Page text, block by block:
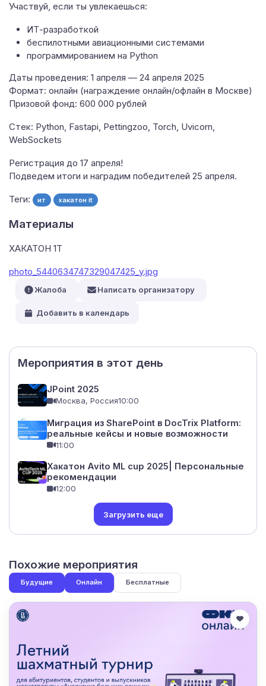
Участвуй, если ты увлекаешься:
ИТ-разработкой
беспилотными авиационными системами
программированием на Python
Даты проведения: 1 апреля — 24 апреля 2025
Формат: онлайн (награждение онлайн/офлайн в Москве)
Призовой фонд: 600 000 рублей
Стек: Python, Fastapi, Pettingzoo, Torch, Uvicorn,
WebSockets
Регистрация до 17 апреля!
Подведем итоги и наградим победителей 25 апреля.
Теги: ит хакатон it
Мероприятия в этот день
JPoint 2025
Москва, Россия10:00
Миграция из SharePoint в DocTrix Platform:
реальные кейсы и новые возможности
11:00
Хакатон Avito ML cup 2025| Персональные
рекомендации
12:00
Загрузить еще
Материалы
ХАКАТОН 1Т
photo_5440634747329047425_y.jpg
Жалоба Написать организатору
Добавить в календарь
Похожие мероприятия
Будущие Онлайн Бесплатные